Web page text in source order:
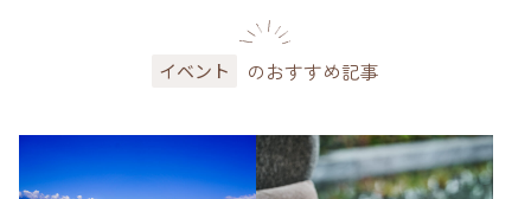
イベント のおすすめ記事